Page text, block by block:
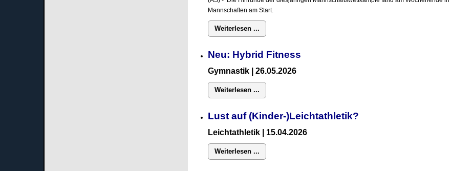
Mannschaften am Start.
Weiterlesen ...
Neu: Hybrid Fitness
Gymnastik | 26.05.2026
Weiterlesen ...
Lust auf (Kinder-)Leichtathletik?
Leichtathletik | 15.04.2026
Weiterlesen ...